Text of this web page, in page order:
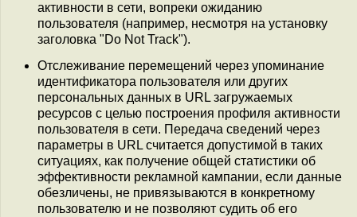
активности в сети, вопреки ожиданию
пользователя (например, несмотря на установку
заголовка "Do Not Track").
Отслеживание перемещений через упоминание
идентификатора пользователя или других
персональных данных в URL загружаемых
ресурсов с целью построения профиля активности
пользователя в сети. Передача сведений через
параметры в URL считается допустимой в таких
ситуациях, как получение общей статистики об
эффективности рекламной кампании, если данные
обезличены, не привязываются в конкретному
пользователю и не позволяют судить об его